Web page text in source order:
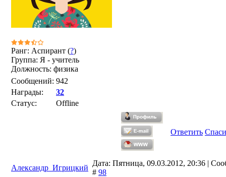
Ранг: Аспирант (?)
Группа: Я - учитель
Должность: физика
Сообщений: 942
Награды:
32
Статус:
Offline
Ответить
Александр_Игрицкий
Дата: Пятница, 09.03.2012, 20:36 |
# 98